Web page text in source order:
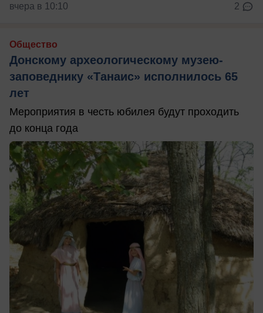
вчера в 10:10 2
Общество
Донскому археологическому музею-
заповеднику «Танаис» исполнилось 65
лет
Мероприятия в честь юбилея будут проходить
до конца года